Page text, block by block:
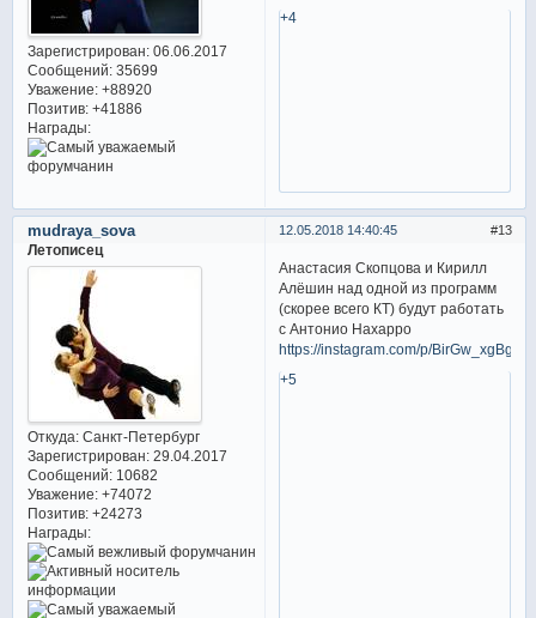
Зарегистрирован: 06.06.2017
Сообщений:35699
Уважение: +88920
Позитив: +41886
Награды:
+4
13
12.05.2018 14:40:45
mudraya_sova
Летописец
Откуда:Санкт-Петербург
Зарегистрирован: 29.04.2017
Сообщений:10682
Уважение: +74072
Позитив: +24273
Награды:
Анастасия Скопцова и Кирилл
Алёшин над одной из программ
(скорее всего КТ) будут работать
с Антонио Нахарро
https://instagram.com/p/BirGw_xgBgc/
+5